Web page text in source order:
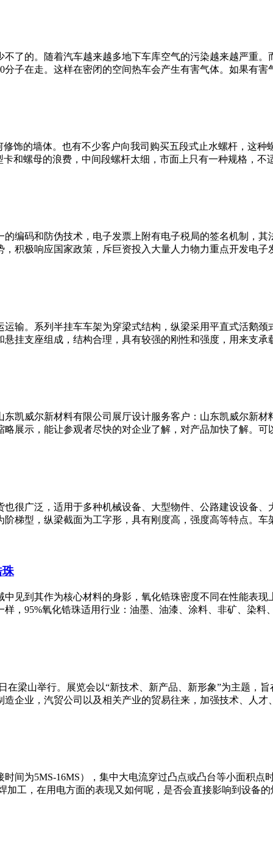
了的。随着汽车越来越多地下车库空气的污染越来越严重
子在走。这样在密闭的空间热车会产生有害气体。如果有害
饰的墙体。也有不少客户向我司购买五段式止水螺杆，这
和螺母的浪费，中间段螺杆太细，市面上只有一种规格，不
编码和防伪技术，电子发票上附有电子税局的签名机制，
积极响应国家政策，斥巨资投入大量人力物力重点开发电子
输。系列半挂车车架为穿梁式结构，纵梁采用平直式活鹅颈
挂支座组成，结构合理，具有较强的刚性和强度，用来支承
凯威尔新材料有限公司展厅设计服务客户：山东凯威尔
展示，能让参观者尽快的对企业了解，对产品加快了解。可
很广泛，适用于多种机械设备、大型物件、公路建设设备
梯型，纵梁截面为工字形，具有刚度高，强度高等特点。车
珠
见到其作为核心材料的身影，氧化锆珠密度不同在性能表
，95%氧化锆珠适用行业：油墨、油漆、涂料、非矿、染料
在梁山举行。展览会以“新技术、新产品、新形象”为主题，
企业，汽贸公司以及相关产业的贸易往来，加强技术、人才
间为5MS-16MS），集中大电流穿过凸点或凸台等小面积
工，在用电方面的表现又如何呢，是否会直接影响到设备